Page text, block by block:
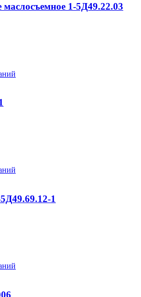
1-5Д49.22.03
1